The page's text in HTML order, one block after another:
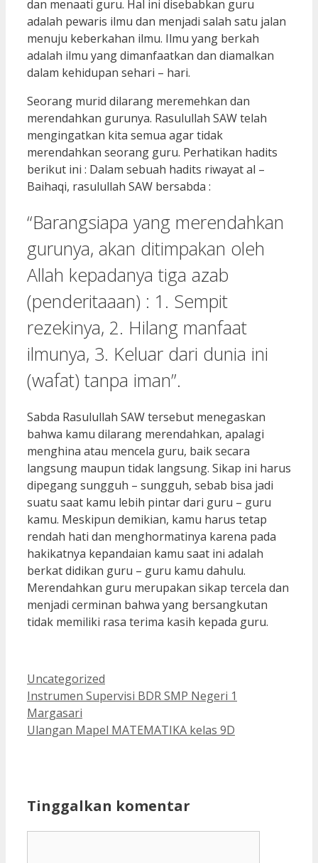
dan menaati guru. Hal ini disebabkan guru
adalah pewaris ilmu dan menjadi salah satu jalan
menuju keberkahan ilmu. Ilmu yang berkah
adalah ilmu yang dimanfaatkan dan diamalkan
dalam kehidupan sehari – hari.
Seorang murid dilarang meremehkan dan
merendahkan gurunya. Rasulullah SAW telah
mengingatkan kita semua agar tidak
merendahkan seorang guru. Perhatikan hadits
berikut ini : Dalam sebuah hadits riwayat al –
Baihaqi, rasulullah SAW bersabda :
“Barangsiapa yang merendahkan
gurunya, akan ditimpakan oleh
Allah kepadanya tiga azab
(penderitaaan) : 1. Sempit
rezekinya, 2. Hilang manfaat
ilmunya, 3. Keluar dari dunia ini
(wafat) tanpa iman”.
Sabda Rasulullah SAW tersebut menegaskan
bahwa kamu dilarang merendahkan, apalagi
menghina atau mencela guru, baik secara
langsung maupun tidak langsung. Sikap ini harus
dipegang sungguh – sungguh, sebab bisa jadi
suatu saat kamu lebih pintar dari guru – guru
kamu. Meskipun demikian, kamu harus tetap
rendah hati dan menghormatinya karena pada
hakikatnya kepandaian kamu saat ini adalah
berkat didikan guru – guru kamu dahulu.
Merendahkan guru merupakan sikap tercela dan
menjadi cerminan bahwa yang bersangkutan
tidak memiliki rasa terima kasih kepada guru.
Kategori
Uncategorized
Instrumen Supervisi BDR SMP Negeri 1
Margasari
Ulangan Mapel MATEMATIKA kelas 9D
Tinggalkan komentar